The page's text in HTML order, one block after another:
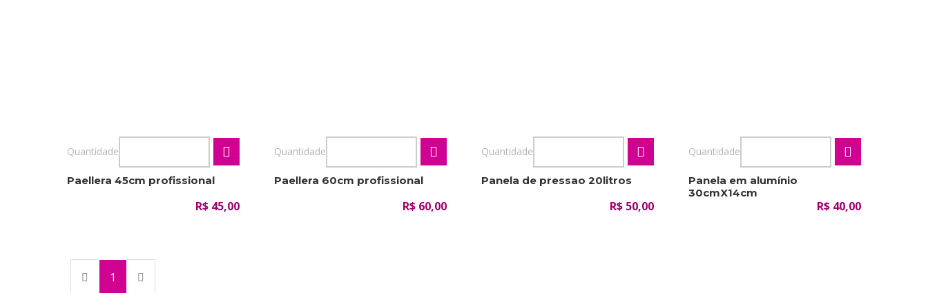
Quantidade
Paellera 45cm profissional
R$ 45,00
Quantidade
Paellera 60cm profissional
R$ 60,00
Quantidade
Panela de pressao 20litros
R$ 50,00
Quantidade
Panela em alumínio
30cmX14cm
R$ 40,00
1 (current)